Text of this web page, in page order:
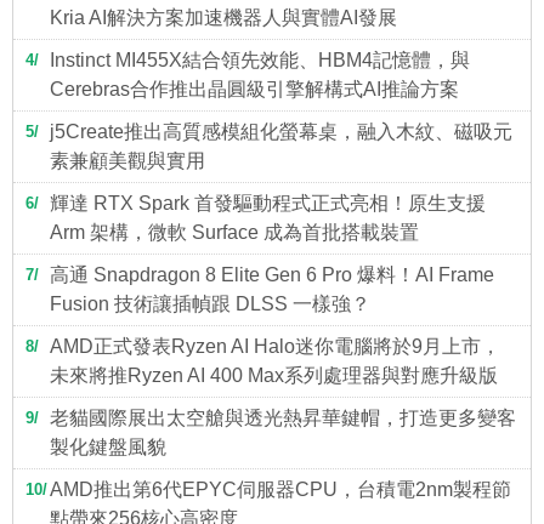
Kria AI解決方案加速機器人與實體AI發展
4
Instinct MI455X結合領先效能、HBM4記憶體，與
Cerebras合作推出晶圓級引擎解構式AI推論方案
5
j5Create推出高質感模組化螢幕桌，融入木紋、磁吸元
素兼顧美觀與實用
6
輝達 RTX Spark 首發驅動程式正式亮相！原生支援
Arm 架構，微軟 Surface 成為首批搭載裝置
7
高通 Snapdragon 8 Elite Gen 6 Pro 爆料！AI Frame
Fusion 技術讓插幀跟 DLSS 一樣強？
8
AMD正式發表Ryzen AI Halo迷你電腦將於9月上市，
未來將推Ryzen AI 400 Max系列處理器與對應升級版
9
老貓國際展出太空艙與透光熱昇華鍵帽，打造更多變客
製化鍵盤風貌
10 AMD推出第6代EPYC伺服器CPU，台積電2nm製程節
點帶來256核心高密度